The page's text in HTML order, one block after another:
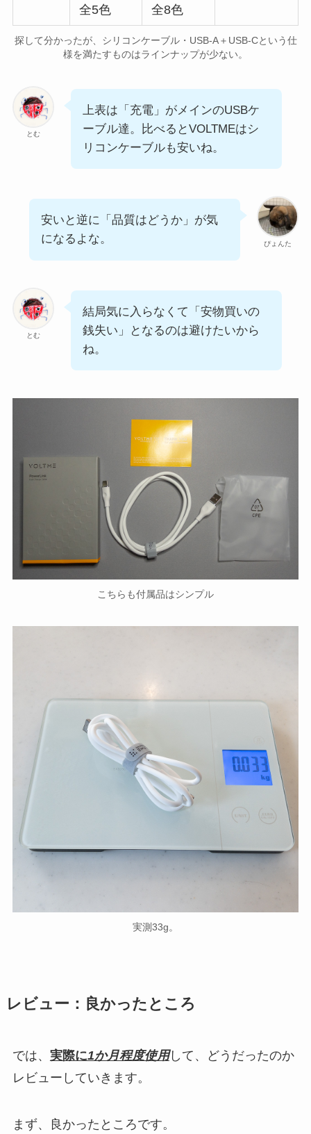
全5色
全8色
探して分かったが、シリコンケーブル・USB-A＋USB-Cという仕
様を満たすものはラインナップが少ない。
とむ
上表は「充電」がメインのUSBケ
ーブル達。比べるとVOLTMEはシ
リコンケーブルも安いね。
ぴょんた
安いと逆に「品質はどうか」が気
になるよな。
とむ
結局気に入らなくて「安物買いの
銭失い」となるのは避けたいから
ね。
こちらも付属品はシンプル
実測33g。
レビュー：良かったところ
では、 実際に1か月程度使用して、どうだったのか
レビューしていきます。
まず、良かったところです。